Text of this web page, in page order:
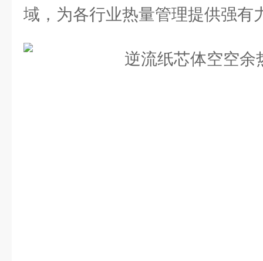
域，为各行业热量管理提供强有